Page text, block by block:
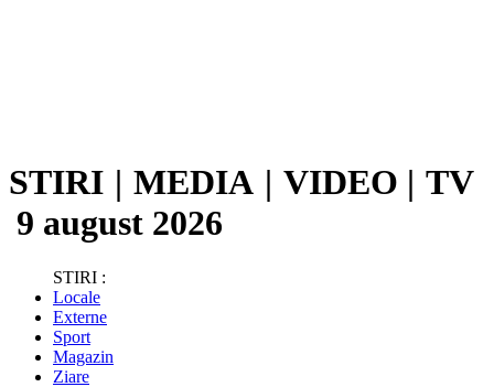
STIRI | MEDIA | VIDEO | TV
9 august 2026
STIRI :
Locale
Externe
Sport
Magazin
Ziare